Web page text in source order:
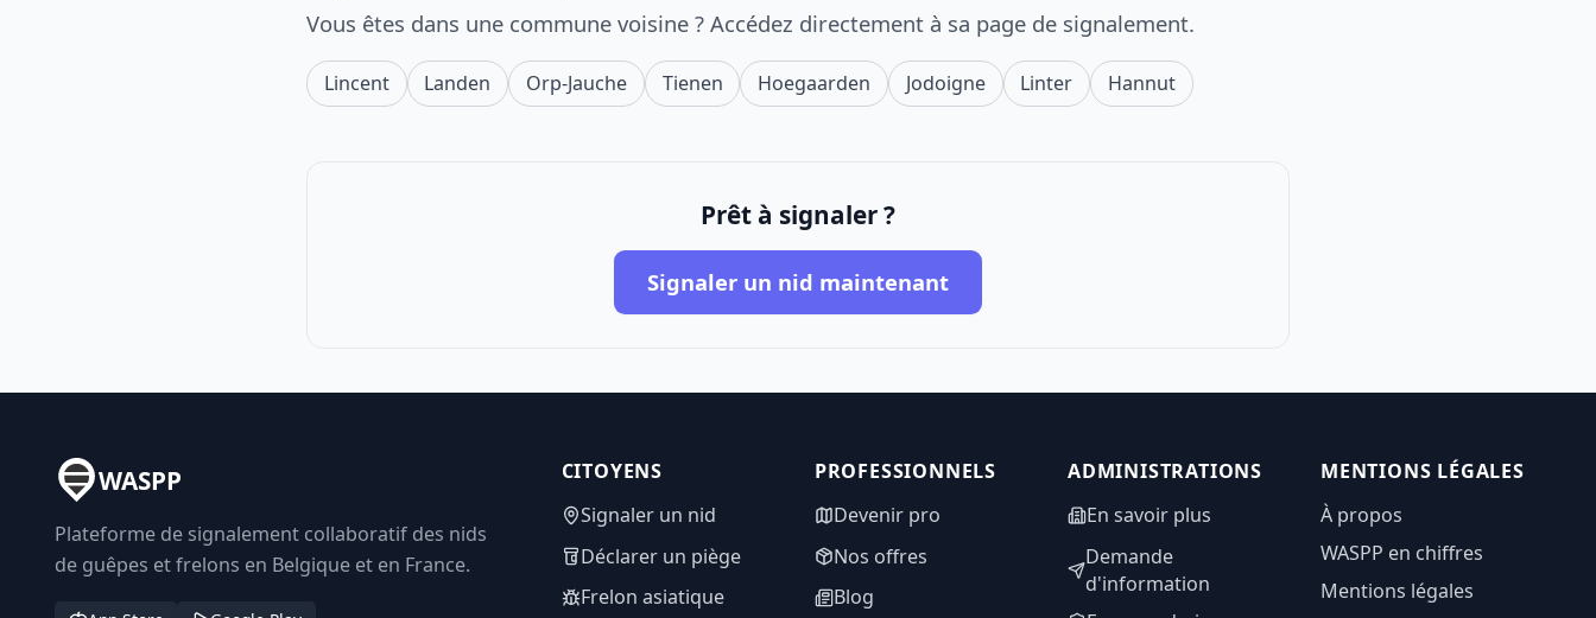
Vous êtes dans une commune voisine ? Accédez directement à sa page de signalement.
Lincent Landen Orp-Jauche Tienen Hoegaarden Jodoigne Linter Hannut
Prêt à signaler ?
Signaler un nid maintenant
WASPP
Plateforme de signalement collaboratif des nids
de guêpes et frelons en Belgique et en France.
CITOYENS
Signaler un nid
Déclarer un piège
Frelon asiatique
PROFESSIONNELS
Devenir pro
Nos offres
Blog
ADMINISTRATIONS
En savoir plus
Demande
d'information
MENTIONS LÉGALES
À propos
WASPP en chiffres
Mentions légales